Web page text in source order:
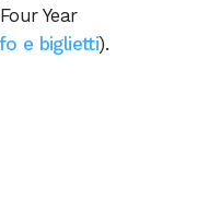
Year
e biglietti).